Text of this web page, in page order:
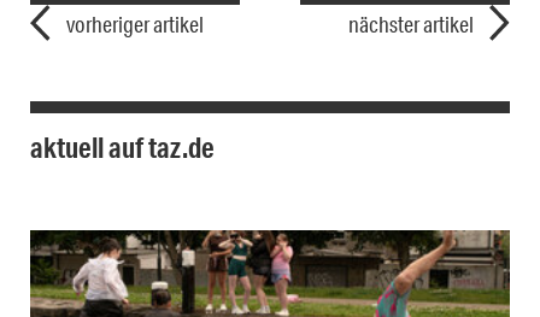
vorheriger artikel nächster artikel
aktuell auf taz.de